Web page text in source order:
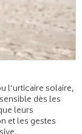
l’urticaire solaire,
dès les
leurs
et les gestes